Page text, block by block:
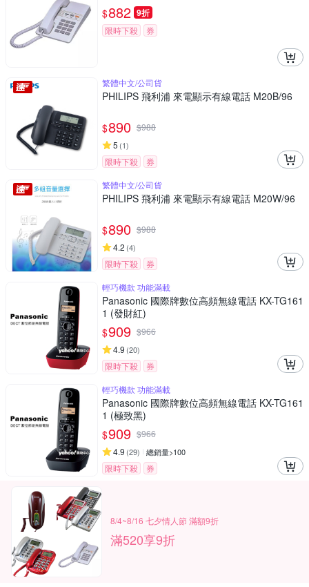
$882 9折
限時下殺 券
繁體中文/公司貨
PHILIPS 飛利浦 來電顯示有線電話 M20B/96
$890 $988
5 (1)
限時下殺
券
繁體中文/公司貨
PHILIPS 飛利浦 來電顯示有線電話 M20W/96
$890 $988
4.2 (4)
限時下殺
券
輕巧機款 功能滿載
Panasonic 國際牌數位高頻無線電話 KX-TG161
1 (發財紅)
$909 $966
4.9 (20)
限時下殺
券
輕巧機款 功能滿載
Panasonic 國際牌數位高頻無線電話 KX-TG161
1 (極致黑)
$909 $966
4.9 (29) 總銷量>100
限時下殺 券
8/4~8/16 七夕情人節 滿額9折
滿520享9折